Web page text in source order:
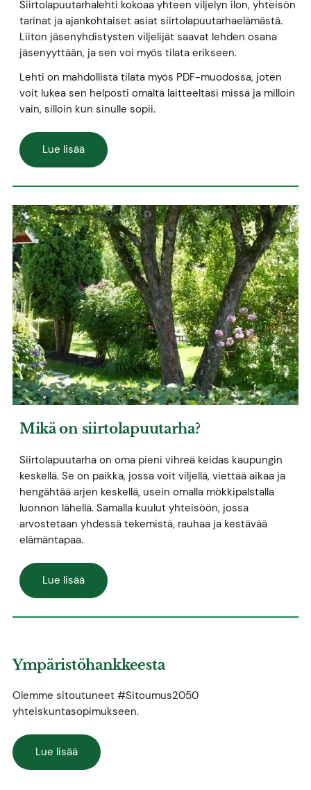
Siirtolapuutarhalehti kokoaa yhteen viljelyn ilon, yhteisön
tarinat ja ajankohtaiset asiat siirtolapuutarhaelämästä.
Liiton jäsenyhdistysten viljelijät saavat lehden osana
jäsenyyttään, ja sen voi myös tilata erikseen.
Lehti on mahdollista tilata myös PDF-muodossa, joten
voit lukea sen helposti omalta laitteeltasi missä ja milloin
vain, silloin kun sinulle sopii.
Lue lisää
Mikä on siirtolapuutarha?
Siirtolapuutarha on oma pieni vihreä keidas kaupungin
keskellä. Se on paikka, jossa voit viljellä, viettää aikaa ja
hengähtää arjen keskellä, usein omalla mökkipalstalla
luonnon lähellä. Samalla kuulut yhteisöön, jossa
arvostetaan yhdessä tekemistä, rauhaa ja kestävää
elämäntapaa.
Lue lisää
Ympäristöhankkeesta
Olemme sitoutuneet #Sitoumus2050
yhteiskuntasopimukseen.
Lue lisää